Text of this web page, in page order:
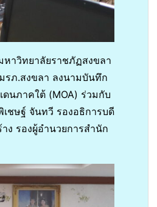
าวิทยาลัยราชภัฏสงขลา
รภ.สงขลา ลงนามบันทึก
นภาคใต้ (MOA) ร่วมกับ
ชษฐ์ จันทวี รองอธิการบดี
ง รองผู้อำนวยการสำนัก